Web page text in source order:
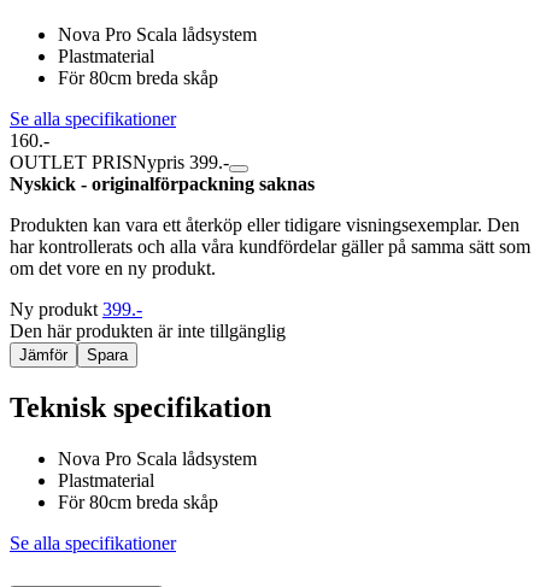
Nova Pro Scala lådsystem
Plastmaterial
För 80cm breda skåp
Se alla specifikationer
160.-
OUTLET PRISNypris 399.-
Nyskick - originalförpackning saknas
Produkten kan vara ett återköp eller tidigare visningsexemplar. Den
har kontrollerats och alla våra kundfördelar gäller på samma sätt som
om det vore en ny produkt.
Ny produkt 399.-
Den här produkten är inte tillgänglig
Jämför Spara
Teknisk specifikation
Nova Pro Scala lådsystem
Plastmaterial
För 80cm breda skåp
Se alla specifikationer